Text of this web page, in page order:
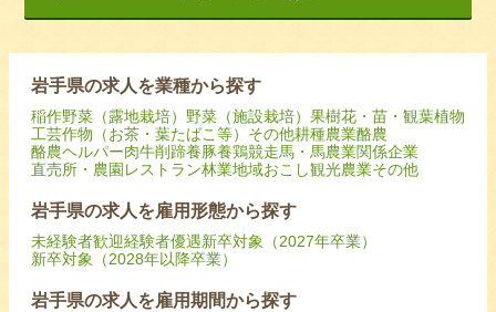
岩手県の求人を業種から探す
稲作野菜（露地栽培） 野菜（施設栽培） 果樹花・苗・観葉植物
工芸作物（お茶・葉たばこ等） その他耕種農業酪農
酪農ヘルパー肉牛削蹄養豚養鶏競走馬・馬農業関係企業
直売所・農園レストラン林業地域おこし観光農業その他
岩手県の求人を雇用形態から探す
未経験者歓迎経験者優遇新卒対象（2027年卒業）
新卒対象（2028年以降卒業）
岩手県の求人を雇用期間から探す